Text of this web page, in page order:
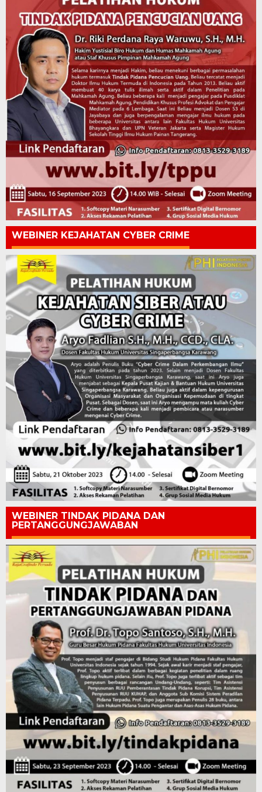
WEBINER KEJAHATAN CYBER CRIME
WEBINER TINDAK PIDANA DAN
PERTANGGUNGJAWABAN